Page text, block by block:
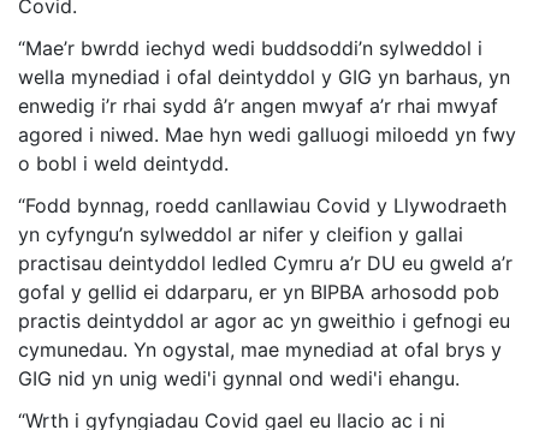
Covid.
“Mae’r bwrdd iechyd wedi buddsoddi’n sylweddol i
wella mynediad i ofal deintyddol y GIG yn barhaus, yn
enwedig i’r rhai sydd â’r angen mwyaf a’r rhai mwyaf
agored i niwed. Mae hyn wedi galluogi miloedd yn fwy
o bobl i weld deintydd.
“Fodd bynnag, roedd canllawiau Covid y Llywodraeth
yn cyfyngu’n sylweddol ar nifer y cleifion y gallai
practisau deintyddol ledled Cymru a’r DU eu gweld a’r
gofal y gellid ei ddarparu, er yn BIPBA arhosodd pob
practis deintyddol ar agor ac yn gweithio i gefnogi eu
cymunedau. Yn ogystal, mae mynediad at ofal brys y
GIG nid yn unig wedi'i gynnal ond wedi'i ehangu.
“Wrth i gyfyngiadau Covid gael eu llacio ac i ni